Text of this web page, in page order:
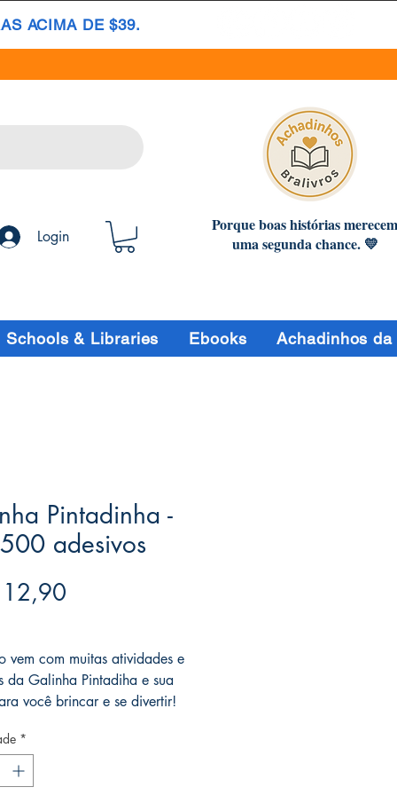
ACIMA DE $39.
Login
Porque boas histórias merecem
uma segunda chance. 💛
Schools & Libraries Ebooks Achadinhos
Pintadinha -
adesivos
vem com muitas atividades e
da Galinha Pintadiha e sua
você brincar e se divertir!
*